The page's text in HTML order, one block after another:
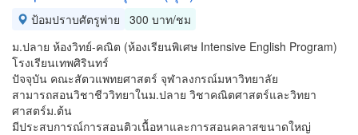
ป้อมปราบศัตรูพ่าย
300 บาท/ชม
ม.ปลาย ห้องวิทย์-คณิต (ห้องเรียนพิเศษ Intensive English Program)
โรงเรียนเทพศิรินทร์
ปัจจุบัน คณะสัตวแพทยศาสตร์ จุฬาลงกรณ์มหาวิทยาลัย
สามารถสอนวิชาชีววิทยาในม.ปลาย วิชาคณิตศาสตร์และวิทยา
ศาสตร์ม.ต้น
มีประสบการณ์การสอนติวเนื้อหาและการสอนคลาสขนาดใหญ่